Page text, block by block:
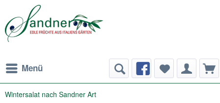
Menü
Wintersalat nach Sandner Art